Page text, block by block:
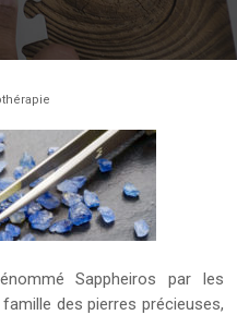
Sappheiros par les
des pierres précieuses,